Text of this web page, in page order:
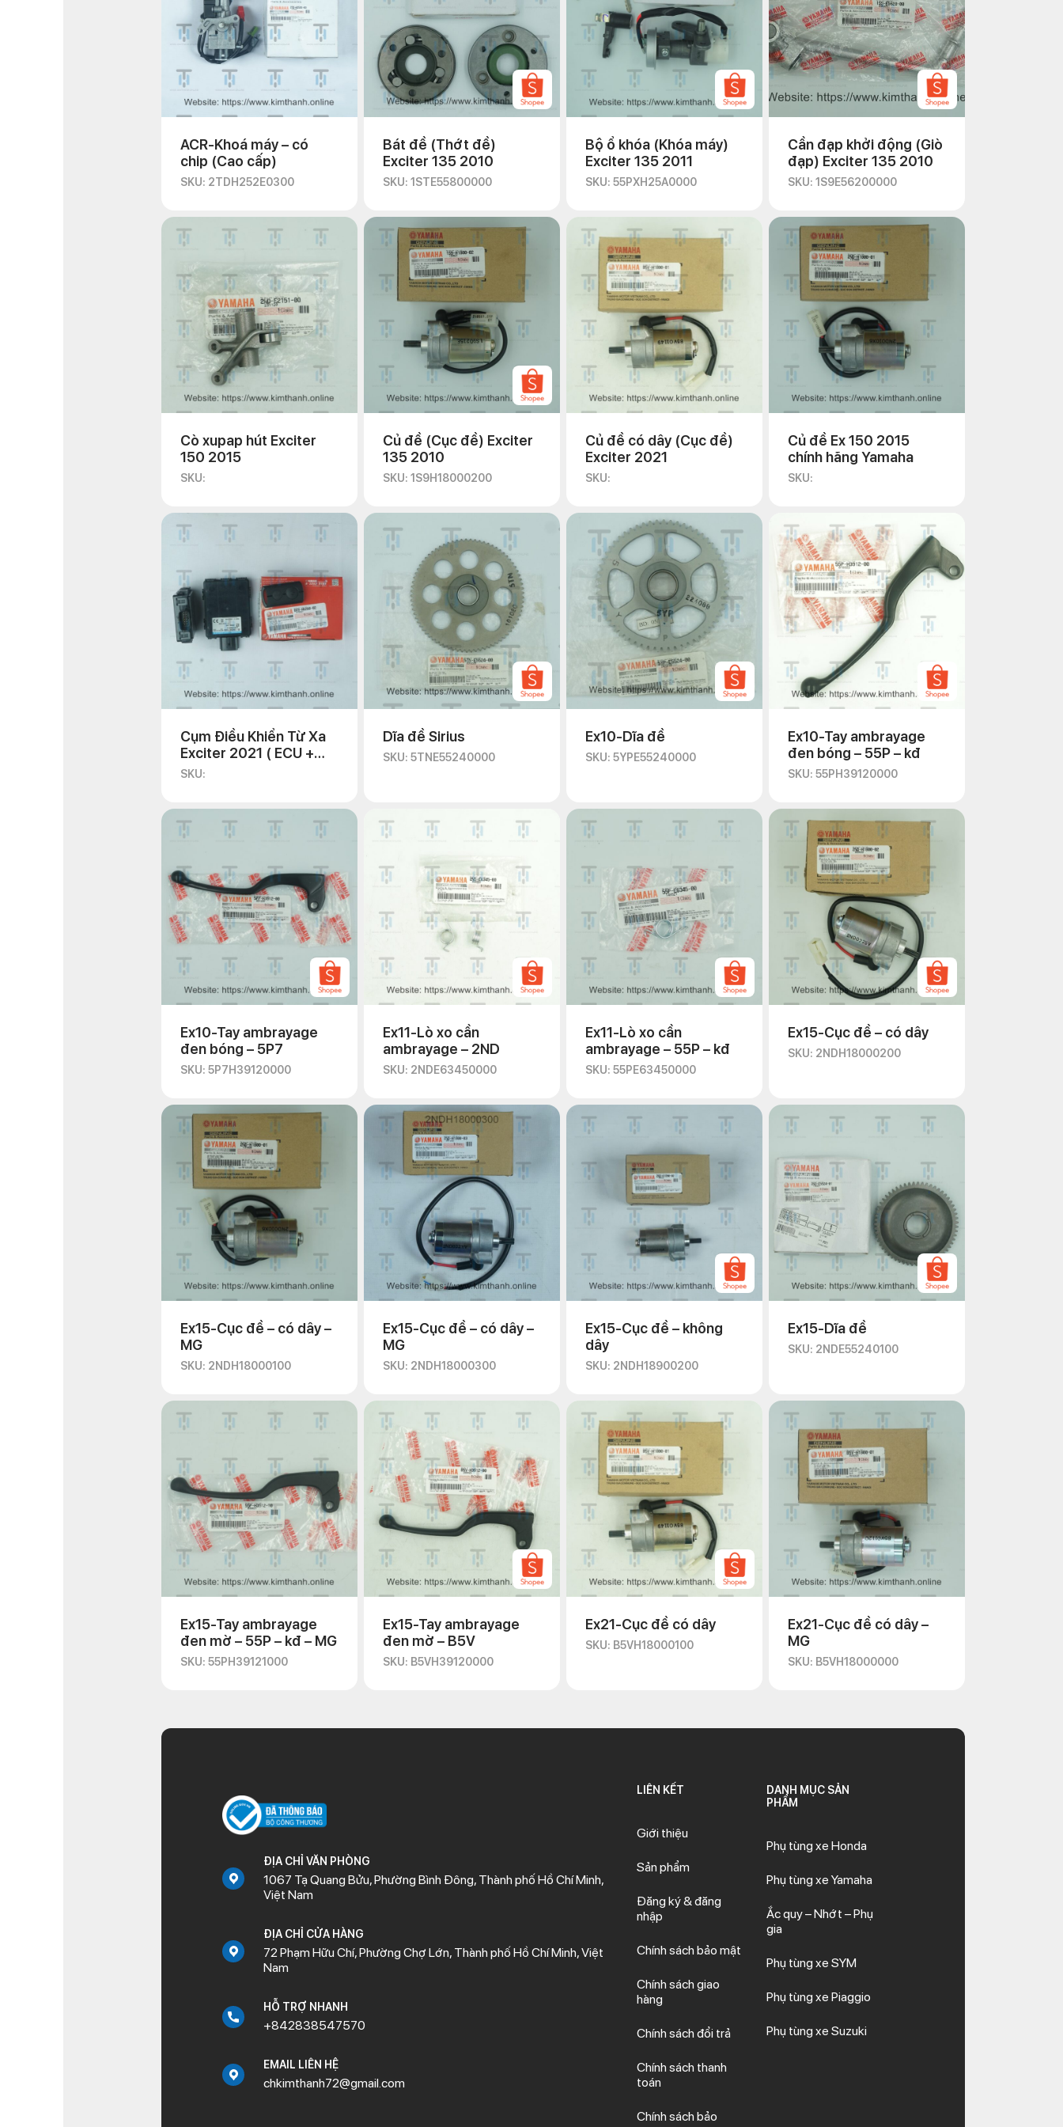
ACR-Khoá máy – có
chip (Cao cấp)
SKU: 2TDH252E0300
Bát đề (Thớt đề)
Exciter 135 2010
SKU: 1STE55800000
Bộ ổ khóa (Khóa máy)
Exciter 135 2011
SKU: 55PXH25A0000
Cần đạp khởi động (Giò
đạp) Exciter 135 2010
SKU: 1S9E56200000
Cò xupap hút Exciter
150 2015
SKU:
Củ đề (Cục đề) Exciter
135 2010
SKU: 1S9H18000200
Củ đề có dây (Cục đề)
Exciter 2021
SKU:
Củ đề Ex 150 2015
chính hãng Yamaha
SKU:
Cụm Điều Khiển Từ Xa
Exciter 2021 ( ECU +
Remote Ex21)
SKU:
Dĩa đề Sirius
SKU: 5TNE55240000
Ex10-Dĩa đề
SKU: 5YPE55240000
Ex10-Tay ambrayage
đen bóng – 55P – kđ
SKU: 55PH39120000
Ex10-Tay ambrayage
đen bóng – 5P7
SKU: 5P7H39120000
Ex11-Lò xo cần
ambrayage – 2ND
SKU: 2NDE63450000
Ex11-Lò xo cần
ambrayage – 55P – kđ
SKU: 55PE63450000
Ex15-Cục đề – có dây
SKU: 2NDH18000200
Ex15-Cục đề – có dây –
MG
SKU: 2NDH18000100
Ex15-Cục đề – có dây –
MG
SKU: 2NDH18000300
Ex15-Cục đề – không
dây
SKU: 2NDH18900200
Ex15-Dĩa đề
SKU: 2NDE55240100
Ex15-Tay ambrayage
đen mờ – 55P – kđ – MG
SKU: 55PH39121000
Ex15-Tay ambrayage
đen mờ – B5V
SKU: B5VH39120000
Ex21-Cục đề có dây
SKU: B5VH18000100
Ex21-Cục đề có dây –
MG
SKU: B5VH18000000
ĐỊA CHỈ VĂN PHÒNG
1067 Tạ Quang Bửu, Phường Bình Đông, Thành phố Hồ Chí Minh,
Việt Nam
ĐỊA CHỈ CỬA HÀNG
72 Phạm Hữu Chí, Phường Chợ Lớn, Thành phố Hồ Chí Minh, Việt
Nam
HỖ TRỢ NHANH
+842838547570
EMAIL LIÊN HỆ
chkimthanh72@gmail.com
LIÊN KẾT
Giới thiệu
Sản phẩm
Đăng ký & đăng
nhập
Chính sách bảo mật
Chính sách giao
hàng
Chính sách đổi trả
Chính sách thanh
toán
Chính sách bảo
DANH MỤC SẢN
PHẨM
Phụ tùng xe Honda
Phụ tùng xe Yamaha
Ắc quy – Nhớt – Phụ
gia
Phụ tùng xe SYM
Phụ tùng xe Piaggio
Phụ tùng xe Suzuki